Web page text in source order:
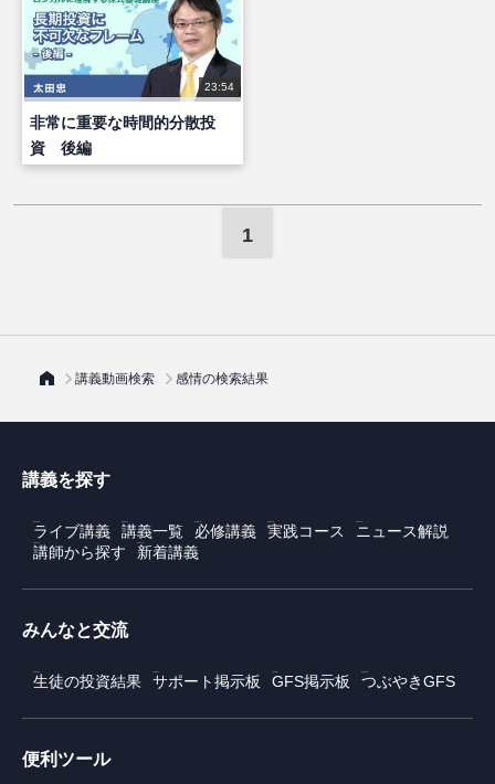
23:54
非常に重要な時間的分散投
資 後編
1
講義動画検索 感情の検索結果
講義を探す
ライブ講義 講義一覧 必修講義 実践コース
ニュース解説
講師から探す
新着講義
みんなと交流
生徒の投資結果 サポート掲示板 GFS掲示板 つぶやきGFS
便利ツール